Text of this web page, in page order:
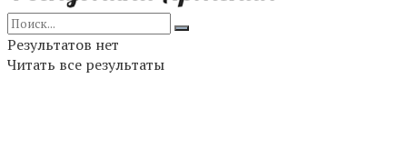
Результатов нет
Читать все результаты